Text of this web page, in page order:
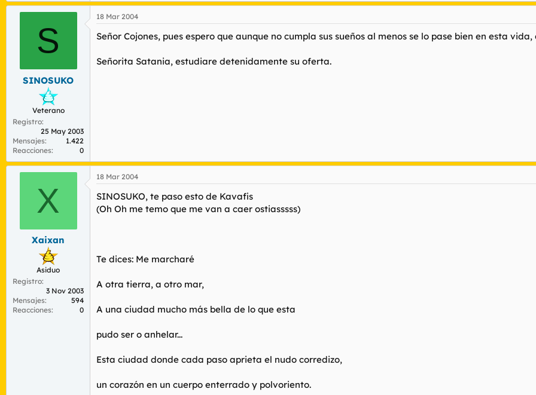
S
SINOSUKO
Veterano
Registro
25 May 2003
Mensajes
1.422
Reacciones
0
18 Mar 2004
Señor Cojones, pues espero que aunque no cumpla sus sueños al menos se lo pase bien en esta
Señorita Satania, estudiare detenidamente su oferta.
X
Xaixan
Asiduo
Registro
3 Nov 2003
Mensajes
594
Reacciones
0
18 Mar 2004
SINOSUKO, te paso esto de Kavafis
(Oh Oh me temo que me van a caer ostiasssss)
Te dices: Me marcharé
A otra tierra, a otro mar,
A una ciudad mucho más bella de lo que esta
pudo ser o anhelar...
Esta ciudad donde cada paso aprieta el nudo corredizo,
un corazón en un cuerpo enterrado y polvoriento.